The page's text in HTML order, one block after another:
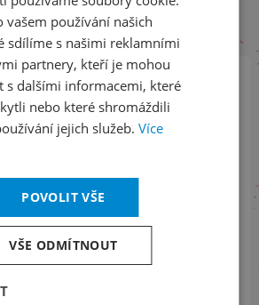
k našemu newsletteru
jako první v obraze
NEWSLETTER
nás na sociálních sítích
vašem používání našich
sdílíme s našimi reklamními
partnery, kteří je mohou
s dalšími informacemi, které
nebo které shromáždili
jejich služeb. Více
POVOLIT VŠE
VŠE ODMÍTNOUT